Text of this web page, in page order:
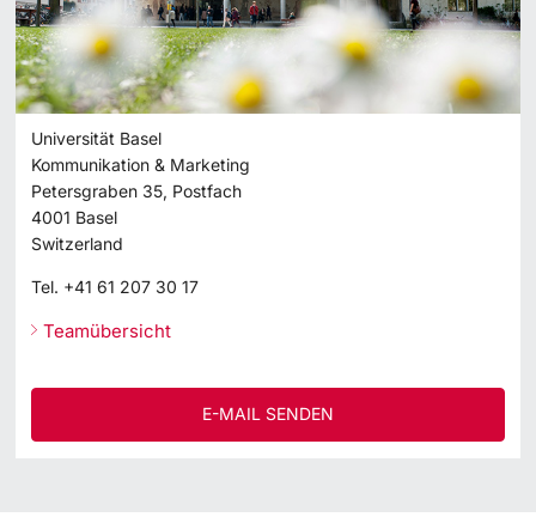
Universität Basel
Kommunikation & Marketing
Petersgraben 35, Postfach
4001 Basel
Switzerland
Tel. +41 61 207 30 17
Teamübersicht
E-MAIL SENDEN